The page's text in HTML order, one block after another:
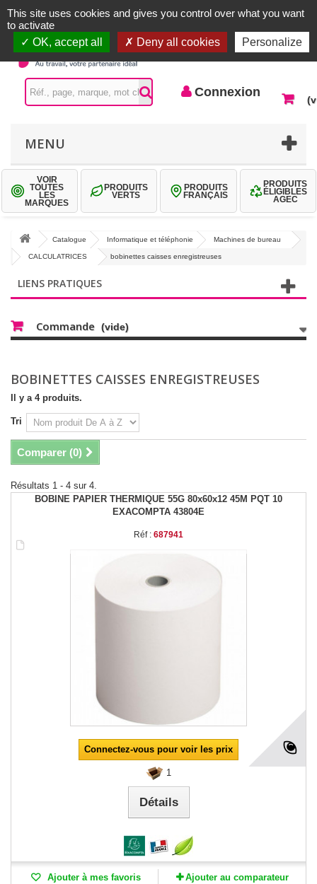
Contactez-nous
Connexion
MENU
VOIR
TOUTES
LES
MARQUES
PRODUITS
VERTS
PRODUITS
FRANÇAIS
PRODUITS
ÉLIGIBLES
AGEC
Catalogue Informatique et téléphonie Machines de bureau
CALCULATRICES bobinettes caisses enregistreuses
LIENS PRATIQUES
Commande (vide)
BOBINETTES CAISSES ENREGISTREUSES
Il y a 4 produits.
Tri
Comparer (0)
Résultats 1 - 4 sur 4.
BOBINE PAPIER THERMIQUE 55G 80x60x12 45M PQT 10
EXACOMPTA 43804E
Réf : 687941
Connectez-vous pour voir les prix
1
Détails
Ajouter à mes favoris Ajouter au comparateur
This site uses cookies and gives you control over what you want
to activate
OK, accept all
Deny all cookies Personalize